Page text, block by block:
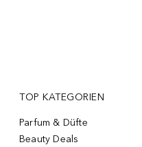
TOP KATEGORIEN
Parfum & Düfte
Beauty Deals